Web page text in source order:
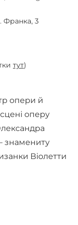
Франка, 3
тут)
опери й
оперу
знамениту
Віолетти